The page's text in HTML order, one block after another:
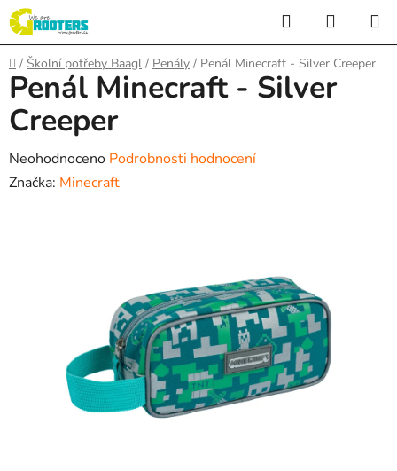
Přejít
na
obsah
Hledat
KOŠÍK
Domů
/ Školní potřeby Baagl / Penály / Penál Minecraft - Silver Creeper
Penál Minecraft - Silver
Creeper
Průměrné
hodnocení
Neohodnoceno Podrobnosti hodnocení
Značka: Minecraft